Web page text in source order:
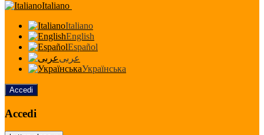
Italiano
Italiano
English
Español
عربى
Українська
Accedi
Accedi